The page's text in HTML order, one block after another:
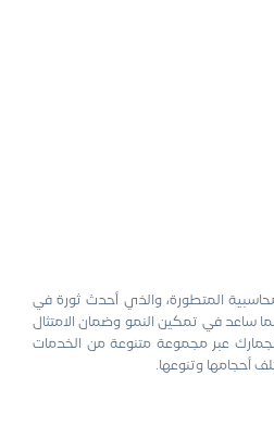
المتطورة، والذي أحدث ثورة في
مما ساعد في تمكين النمو وضمان الامتثال
عبر مجموعة متنوعة من الخدمات
أحجامها وتنوعها.